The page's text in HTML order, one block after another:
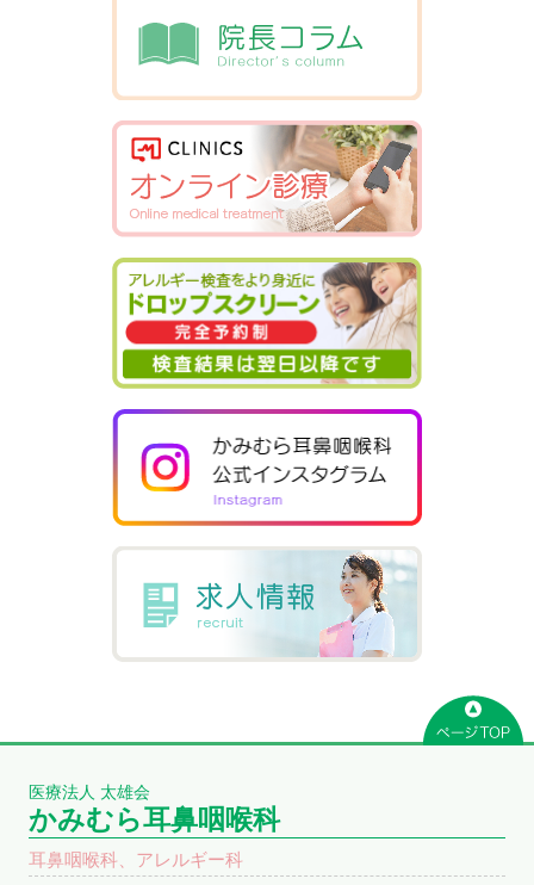
医療法人 太雄会
かみむら耳鼻咽喉科
耳鼻咽喉科、アレルギー科